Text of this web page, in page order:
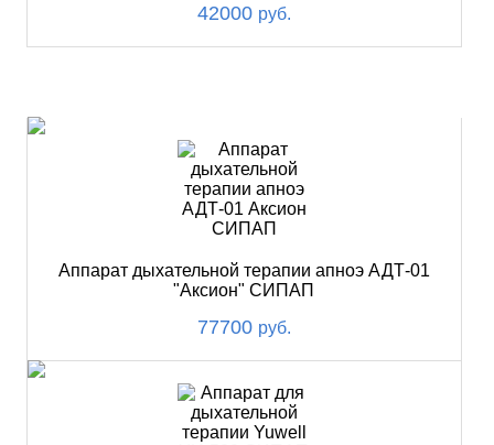
42000 руб.
Аппарат дыхательной терапии апноэ АДТ-01
"Аксион" СИПАП
77700 руб.